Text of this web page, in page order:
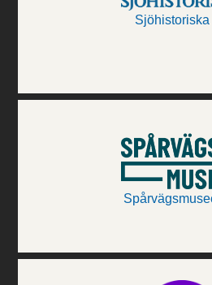
Sjöhistoriska